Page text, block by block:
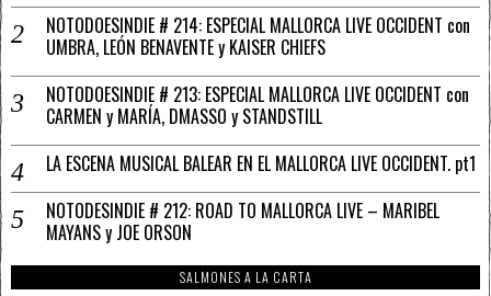
NOTODOESINDIE # 214: ESPECIAL MALLORCA LIVE OCCIDENT con
UMBRA, LEÓN BENAVENTE y KAISER CHIEFS
NOTODOESINDIE # 213: ESPECIAL MALLORCA LIVE OCCIDENT con
CARMEN y MARÍA, DMASSO y STANDSTILL
LA ESCENA MUSICAL BALEAR EN EL MALLORCA LIVE OCCIDENT. pt1
NOTODESINDIE # 212: ROAD TO MALLORCA LIVE – MARIBEL
MAYANS y JOE ORSON
SALMONES A LA CARTA